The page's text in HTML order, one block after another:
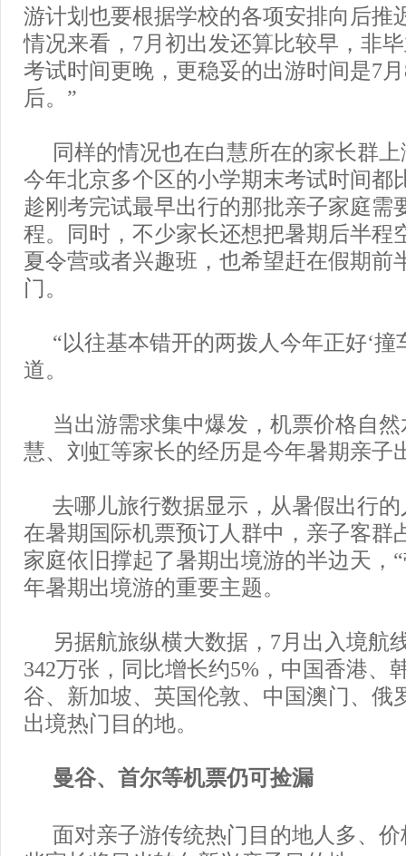
游计划也要根据学校的各项安排向后推
情况来看，7月初出发还算比较早，非
考试时间更晚，更稳妥的出游时间是7
后。”
同样的情况也在白慧所在的家长群
今年北京多个区的小学期末考试时间都
趁刚考完试最早出行的那批亲子家庭需
程。同时，不少家长还想把暑期后半程
夏令营或者兴趣班，也希望赶在假期前
门。
“以往基本错开的两拨人今年正好‘撞
道。
当出游需求集中爆发，机票价格自
慧、刘虹等家长的经历是今年暑期亲子
去哪儿旅行数据显示，从暑假出行
在暑期国际机票预订人群中，亲子客群
家庭依旧撑起了暑期出境游的半边天，
年暑期出境游的重要主题。
另据航旅纵横大数据，7月出入境航
342万张，同比增长约5%，中国香港、
谷、新加坡、英国伦敦、中国澳门、俄
出境热门目的地。
曼谷、首尔等机票仍可捡漏
面对亲子游传统热门目的地人多、